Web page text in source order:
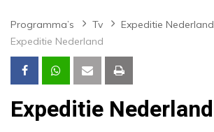
Programma’s Tv
Expeditie Nederland
Expeditie Nederland
Expeditie Nederland